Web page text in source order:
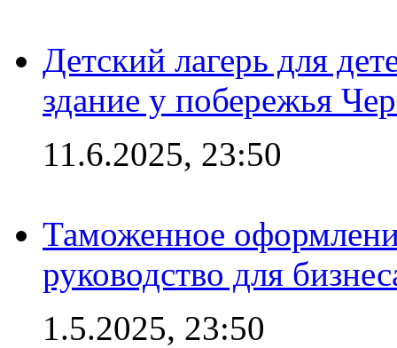
Детский лагерь для
здание у побережья
11.6.2025, 23:50
Таможенное
руководство для
1.5.2025, 23:50